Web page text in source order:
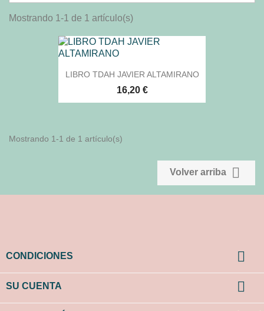
Mostrando 1-1 de 1 artículo(s)
LIBRO TDAH JAVIER ALTAMIRANO
16,20 €
Mostrando 1-1 de 1 artículo(s)
Volver arriba 
CONDICIONES 
SU CUENTA 